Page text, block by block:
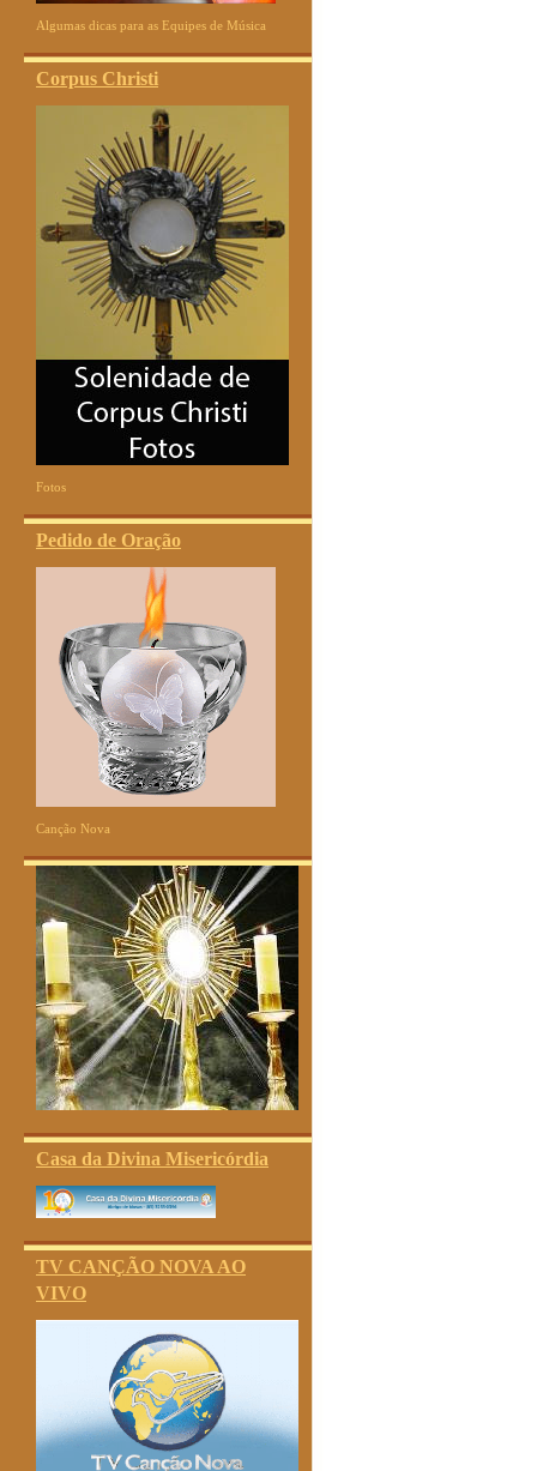
Algumas dicas para as Equipes de Música
Corpus Christi
Fotos
Pedido de Oração
Canção Nova
Casa da Divina Misericórdia
TV CANÇÃO NOVA AO
VIVO